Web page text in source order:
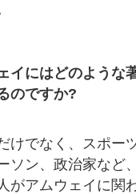
イにはどのような
のですか?
けでなく、スポー
ソン、政治家など
がアムウェイに関